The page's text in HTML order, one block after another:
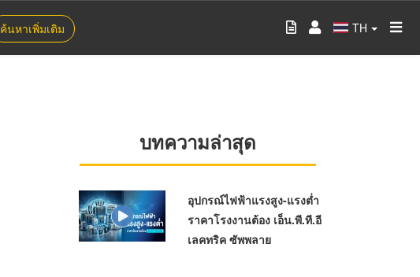
ค้นหาเพิ่มเติม TH
บทความล่าสุด
อุปกรณ์ไฟฟ้าแรงสูง-แรงต่ำ
ราคาโรงงานต้อง เอ็น.พี.ที.อี
เลคทริค ซัพพลาย